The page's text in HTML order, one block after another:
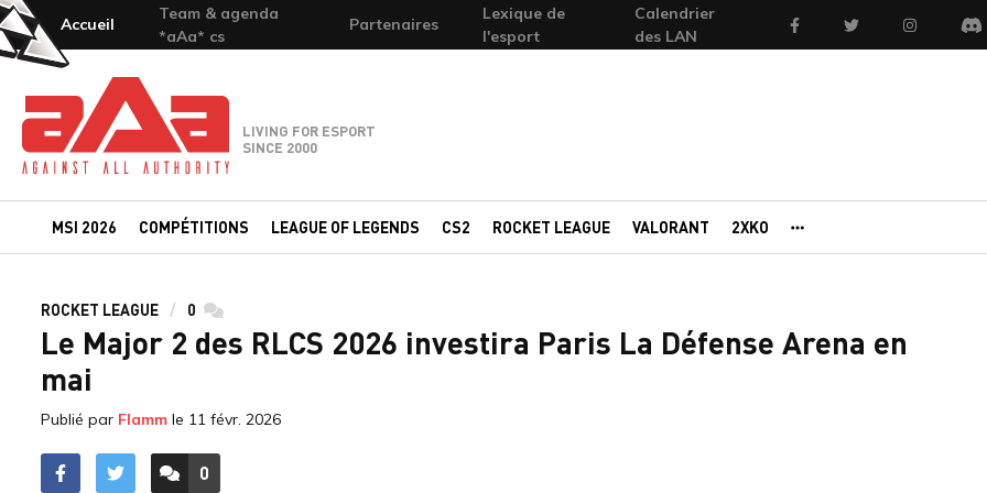
Accueil
Team & agenda
*aAa* cs
Partenaires
Lexique de
l'esport
Calendrier
des LAN
FacebookTwitter Instagram
Team-aAa - against All authority
LIVING FOR ESPORT
SINCE 2000
MSI 2026 COMPÉTITIONS LEAGUE OF LEGENDS CS2 ROCKET LEAGUE VALORANT 2XKO
ROCKET LEAGUE 0 commentaires
Le Major 2 des RLCS 2026 investira Paris La Défense Arena en
mai
Publié par Flamm le 11 févr. 2026
ACCÉDER AUX
0
COMMENTAIRES